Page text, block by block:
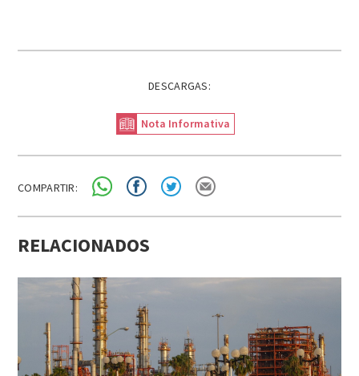
DESCARGAS:
Nota Informativa
COMPARTIR:
RELACIONADOS